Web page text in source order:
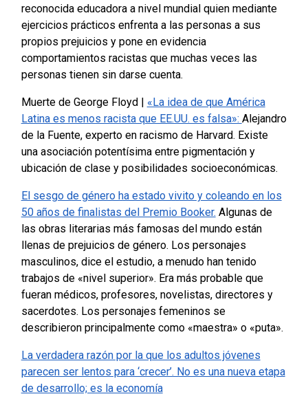
reconocida educadora a nivel mundial quien mediante
ejercicios prácticos enfrenta a las personas a sus
propios prejuicios y pone en evidencia
comportamientos racistas que muchas veces las
personas tienen sin darse cuenta.
Muerte de George Floyd | «La idea de que América
Latina es menos racista que EE.UU. es falsa»: Alejandro
de la Fuente, experto en racismo de Harvard. Existe
una asociación potentísima entre pigmentación y
ubicación de clase y posibilidades socioeconómicas.
El sesgo de género ha estado vivito y coleando en los
50 años de finalistas del Premio Booker. Algunas de
las obras literarias más famosas del mundo están
llenas de prejuicios de género. Los personajes
masculinos, dice el estudio, a menudo han tenido
trabajos de «nivel superior». Era más probable que
fueran médicos, profesores, novelistas, directores y
sacerdotes. Los personajes femeninos se
describieron principalmente como «maestra» o «puta».
La verdadera razón por la que los adultos jóvenes
parecen ser lentos para ‘crecer’. No es una nueva etapa
de desarrollo; es la economía